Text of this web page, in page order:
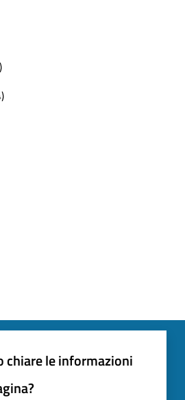
chiare le informazioni